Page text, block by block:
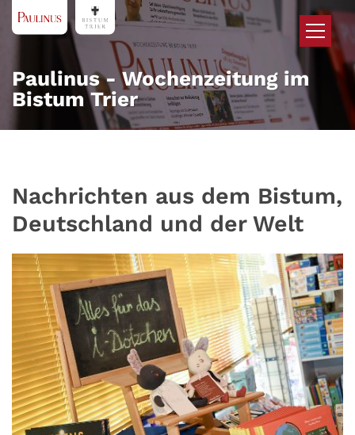
Zum Inhalt springen
Paulinus - Wochenzeitung im
Bistum Trier
Nachrichten aus dem Bistum,
Deutschland und der Welt